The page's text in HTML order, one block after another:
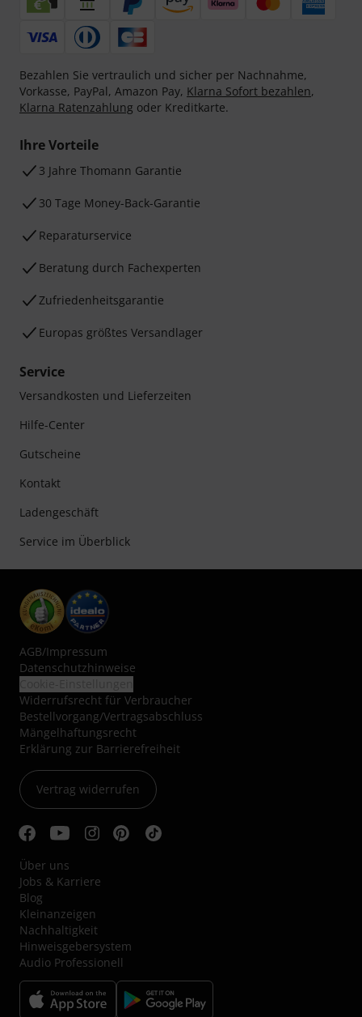
Bezahlen Sie vertraulich und sicher per Nachnahme,
Vorkasse, PayPal, Amazon Pay, Klarna Sofort bezahlen,
Klarna Ratenzahlung oder Kreditkarte.
Ihre Vorteile
3 Jahre Thomann Garantie
30 Tage Money-Back-Garantie
Reparaturservice
Beratung durch Fachexperten
Zufriedenheitsgarantie
Europas größtes Versandlager
Service
Versandkosten und Lieferzeiten
Hilfe-Center
Gutscheine
Kontakt
Ladengeschäft
Service im Überblick
AGB/Impressum
Datenschutzhinweise
Widerrufsrecht für Verbraucher
Bestellvorgang/Vertragsabschluss
Mängelhaftungsrecht
Erklärung zur Barrierefreiheit
Vertrag widerrufen
Über uns
Jobs & Karriere
Blog
Kleinanzeigen
Nachhaltigkeit
Hinweisgebersystem
Audio Professionell